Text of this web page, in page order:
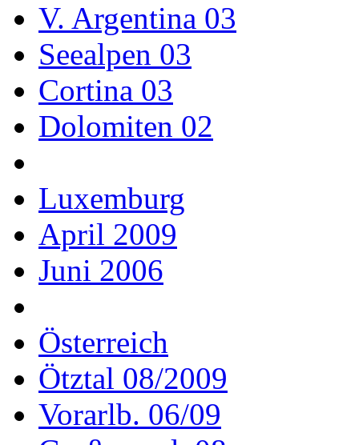
V. Argentina 03
Seealpen 03
Cortina 03
Dolomiten 02
Luxemburg
April 2009
Juni 2006
Österreich
Ötztal 08/2009
Vorarlb. 06/09